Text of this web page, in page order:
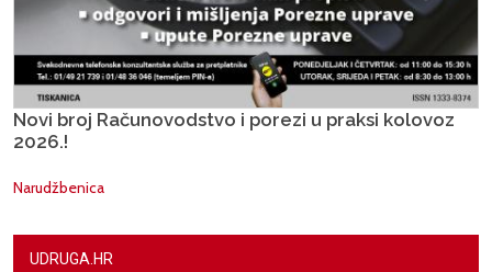
Novi broj Računovodstvo i porezi u praksi kolovoz
2026.!
Narudžbenica
UDRUGA.HR